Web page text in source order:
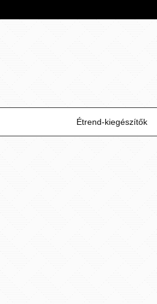
Étrend-kiegészítők